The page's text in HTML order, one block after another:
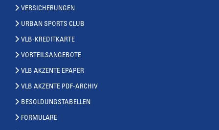
VERSICHERUNGEN
URBAN SPORTS CLUB
VLB-KREDITKARTE
VORTEILSANGEBOTE
VLB AKZENTE EPAPER
VLB AKZENTE PDF-ARCHIV
BESOLDUNGSTABELLEN
FORMULARE